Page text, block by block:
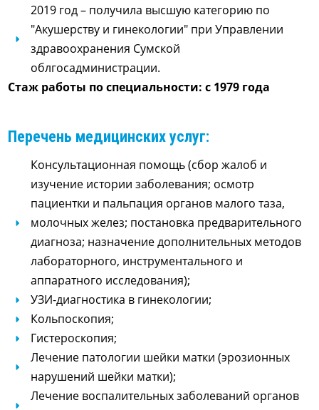
2019 год – получила высшую категорию по
"Акушерству и гинекологии" при Управлении
здравоохранения Сумской
облгосадминистрации.
Стаж работы по специальности: с 1979 года
Перечень медицинских услуг:
Консультационная помощь (сбор жалоб и
изучение истории заболевания; осмотр
пациентки и пальпация органов малого таза,
молочных желез; постановка предварительного
диагноза; назначение дополнительных методов
лабораторного, инструментального и
аппаратного исследования);
УЗИ-диагностика в гинекологии;
Кольпоскопия;
Гистероскопия;
Лечение патологии шейки матки (эрозионных
нарушений шейки матки);
Лечение воспалительных заболеваний органов